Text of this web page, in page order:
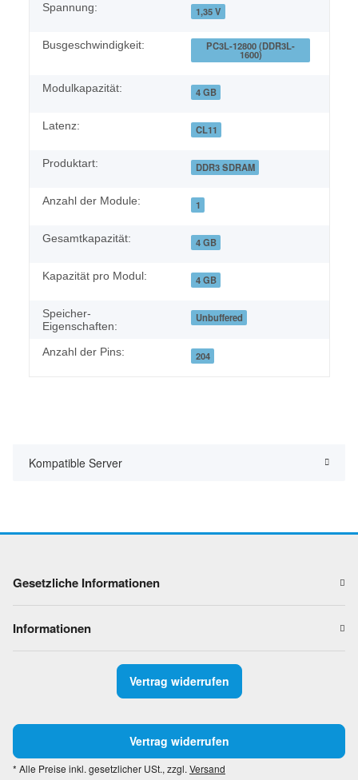
Spannung: 1,35 V
Busgeschwindigkeit: PC3L-12800 (DDR3L-
1600)
Modulkapazität: 4 GB
Latenz: CL11
Produktart: DDR3 SDRAM
Anzahl der Module: 1
Gesamtkapazität: 4 GB
Kapazität pro Modul: 4 GB
Speicher-
Eigenschaften:
Unbuffered
Anzahl der Pins: 204
Kompatible Server
Gesetzliche Informationen
Informationen
Vertrag widerrufen
Vertrag widerrufen
* Alle Preise inkl. gesetzlicher USt., zzgl. Versand